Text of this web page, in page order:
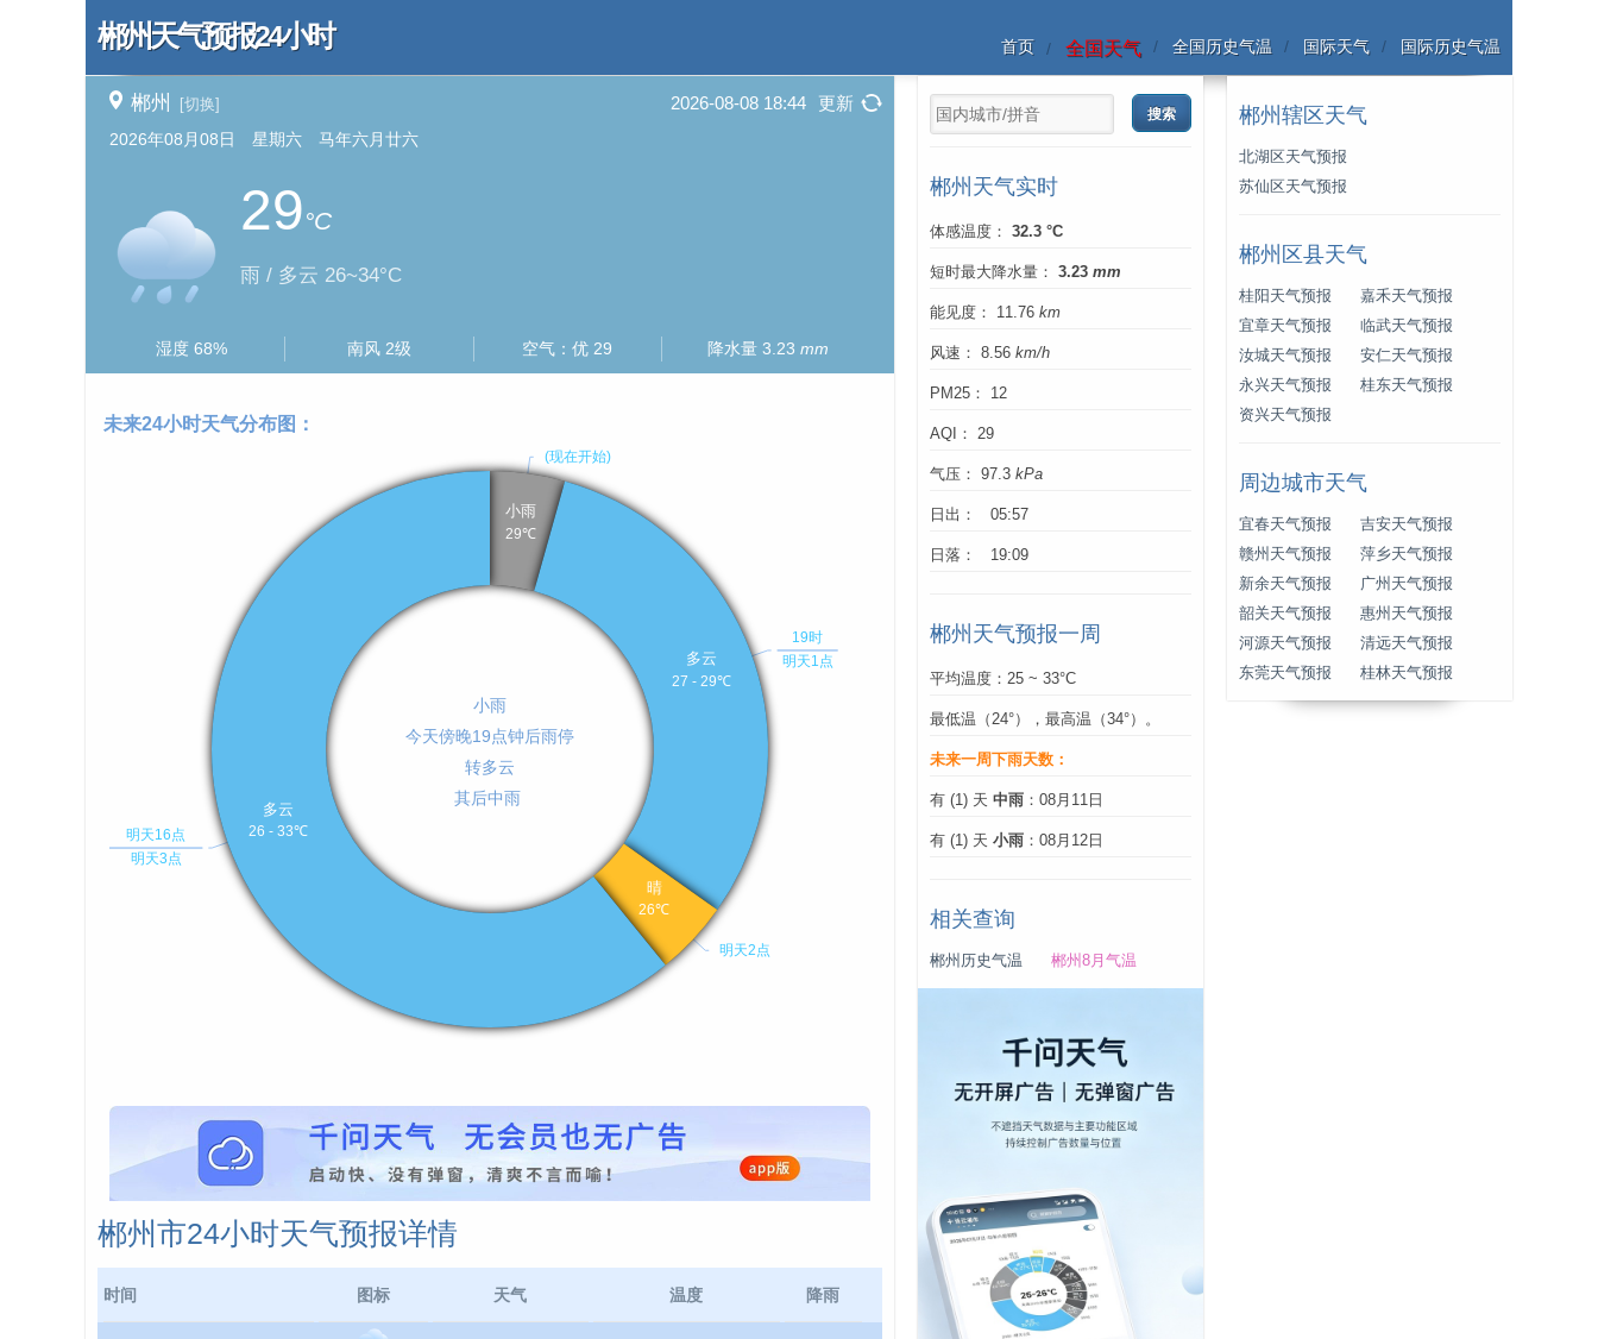
郴州天气预报24小时 首页 全国天气 全国历史气温 国际天气 国际历史气温
郴州 [切换] 2026-08-08 18:44 更新
2026年08月08日 星期六 马年六月廿六
29°C
雨 / 多云 26~34°C
湿度 68% 南风 2级 空气：优 29 降水量 3.23mm
郴州市24小时天气预报详情
时间 图标 天气 温度 降雨
郴州天气实时
体感温度： 32.3 °C
短时最大降水量： 3.23 mm
能见度： 11.76 km
风速： 8.56 km/h
PM25： 12
AQI： 29
气压： 97.3 kPa
日出： 05:57
日落： 19:09
郴州天气预报一周
平均温度：25 ~ 33°C
最低温（24°），最高温（34°）。
未来一周下雨天数：
有 (1) 天 中雨 ：08月11日
有 (1) 天 小雨 ：08月12日
相关查询
郴州历史气温 郴州8月气温
郴州辖区天气
北湖区天气预报
苏仙区天气预报
郴州区县天气
桂阳天气预报
嘉禾天气预报
宜章天气预报
临武天气预报
汝城天气预报
安仁天气预报
永兴天气预报
桂东天气预报
资兴天气预报
周边城市天气
宜春天气预报
吉安天气预报
赣州天气预报
萍乡天气预报
新余天气预报
广州天气预报
韶关天气预报
惠州天气预报
河源天气预报
清远天气预报
东莞天气预报
桂林天气预报